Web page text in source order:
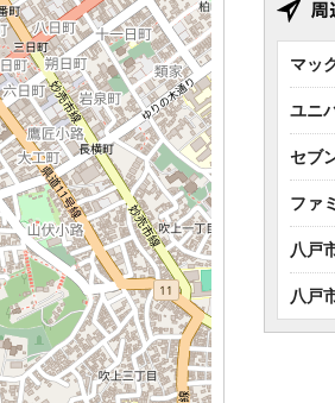
マッ
ユニ
セブ
ファ
八戸
八戸